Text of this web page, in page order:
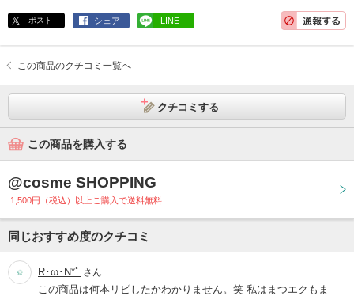
ポスト シェア LINE
この商品のクチコミ一覧へ
クチコミする
この商品を購入する
@cosme SHOPPING
1,500円（税込）以上ご購入で送料無料
同じおすすめ度のクチコミ
R･ω･N*ﾟ さん
この商品は何本リピしたかわかりません。笑 私はまつエクもま